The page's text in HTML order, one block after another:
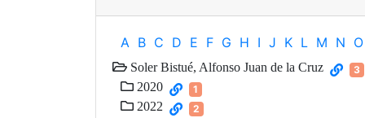
A B C D E F G H I J K L M N O
Soler Bistué, Alfonso Juan de la Cruz 3
2020 1
2022 2